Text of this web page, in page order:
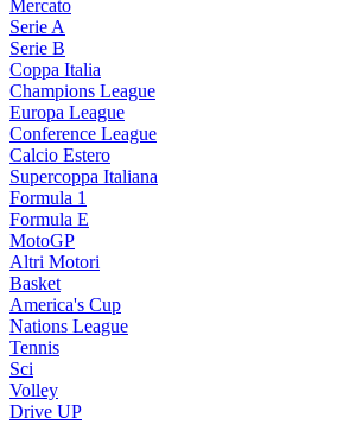
Mercato
Serie A
Serie B
Coppa Italia
Champions League
Europa League
Conference League
Calcio Estero
Supercoppa Italiana
Formula 1
Formula E
MotoGP
Altri Motori
Basket
America's Cup
Nations League
Tennis
Sci
Volley
Drive UP